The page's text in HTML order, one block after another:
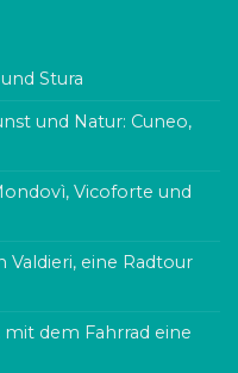
Stura
und Natur: Cuneo,
Vicoforte und
eine Radtour
mit dem Fahrrad eine